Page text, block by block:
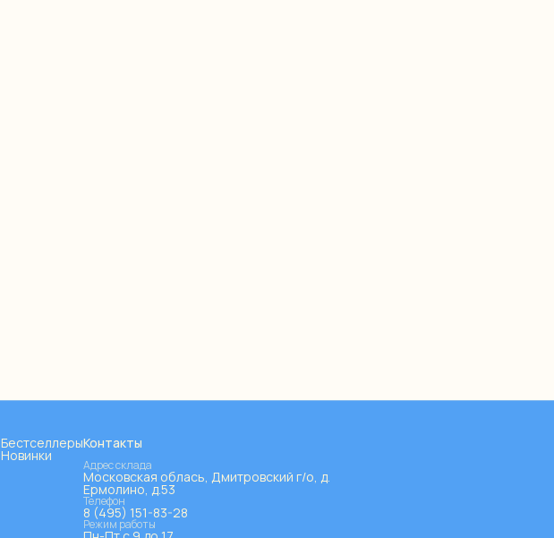
Бестселлеры
Новинки
Контакты
Адрес склада
Московская облась, Дмитровский г/о, д.
Ермолино, д.53
Телефон
8 (495) 151-83-28
Режим работы